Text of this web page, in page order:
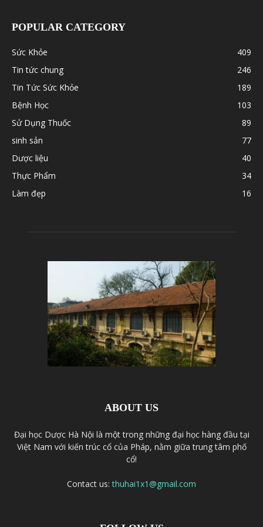
POPULAR CATEGORY
Sức Khỏe
409
Tin tức chung
246
Tin Tức Sức Khỏe
189
Bệnh Học
103
Sử Dụng Thuốc
89
sinh sản
77
Dược liệu
40
Thực Phẩm
34
Làm đẹp
16
ABOUT US
Đại học Dược Hà Nội là một trong những đại học hàng đầu tại
Việt Nam với kiến trúc cổ của Pháp, nằm giữa trung tâm phố
cổ!
Contact us:thuhai1x1@gmail.com